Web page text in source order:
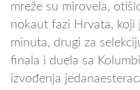
mreže su mirovela,
nokaut fazi Hrvata,
minuta, drugi za
finala i duela sa
izvođenja